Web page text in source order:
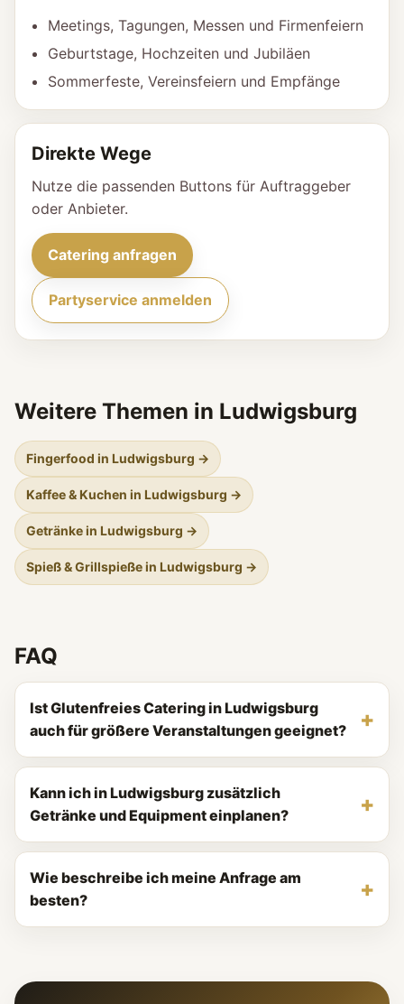
Meetings, Tagungen, Messen und Firmenfeiern
Geburtstage, Hochzeiten und Jubiläen
Sommerfeste, Vereinsfeiern und Empfänge
Direkte Wege
Nutze die passenden Buttons für Auftraggeber
oder Anbieter.
Catering anfragen
Partyservice anmelden
Weitere Themen in Ludwigsburg
Fingerfood in Ludwigsburg →
Kaffee & Kuchen in Ludwigsburg →
Getränke in Ludwigsburg →
Spieß & Grillspieße in Ludwigsburg →
FAQ
Ist Glutenfreies Catering in Ludwigsburg
auch für größere Veranstaltungen geeignet?
Kann ich in Ludwigsburg zusätzlich
Getränke und Equipment einplanen?
Wie beschreibe ich meine Anfrage am
besten?